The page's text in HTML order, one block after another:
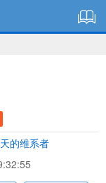
的维系者